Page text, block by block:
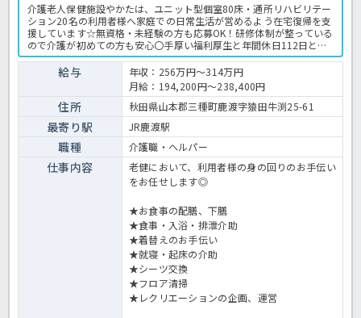
介護老人保健施設やかたは、ユニット型個室80床・通所リハビリテー
ション20名の利用者様へ家庭での日常生活が営めるよう在宅復帰を支
援しています☆無資格・未経験の方も応募OK！研修体制が整っている
ので介護が初めての方も安心〇手厚い福利厚生と年間休日112日とプ
ライベートも大切できるのが魅力です♪ご興味のある方はほっ介護ま
でお問い合わせください！介護老人保健施設での介護業務全般です。
＜介護職 契約社員 老健の求人＞
給与
年収：256万円～314万円
月給：194,200円～238,400円
住所 秋田県山本郡三種町鹿渡字猿田牛渕25-61
最寄り駅 JR鹿渡駅
職種 介護職・ヘルパー
仕事内容
老健において、利用者様の身の回りのお手伝い
をお任せします◎
★お食事の配膳、下膳
★食事・入浴・排泄介助
★着替えのお手伝い
★就寝・起床の介助
★シーツ交換
★フロア清掃
★レクリエーションの企画、運営